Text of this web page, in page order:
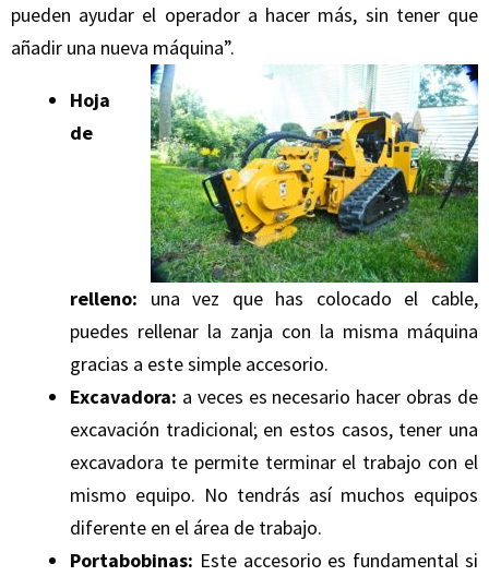
pueden ayudar el operador a hacer más, sin tener que
añadir una nueva máquina”.
Hoja
de
relleno: una vez que has colocado el cable,
puedes rellenar la zanja con la misma máquina
gracias a este simple accesorio.
Excavadora: a veces es necesario hacer obras de
excavación tradicional; en estos casos, tener una
excavadora te permite terminar el trabajo con el
mismo equipo. No tendrás así muchos equipos
diferente en el área de trabajo.
Portabobinas: Este accesorio es fundamental si